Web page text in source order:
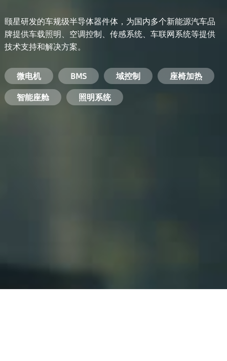
颐星研发的车规级半导体器件体，为国内多个新能源汽车品
牌提供车载照明、空调控制、传感系统、车联网系统等提供
技术支持和解决方案。
微电机 BMS 域控制
座椅加热
智能座舱
照明系统
电池管理系统
储能逆变器
工业电焊机 变频器
电机驱动
安防摄像头
开关电源 手机充电器
服务器电源
PC电源
电脑 手机 基站 机顶盒
智能农业 智能医疗
智能交通
智能家居